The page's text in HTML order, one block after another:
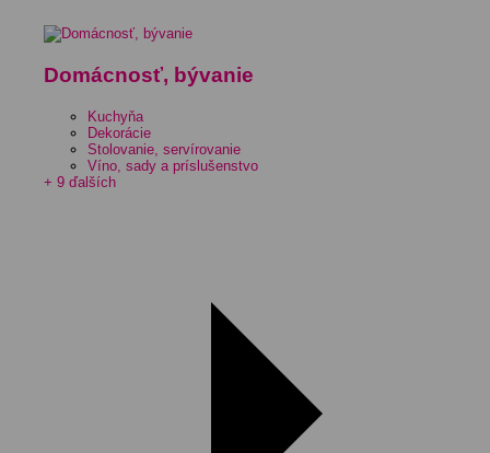
Domácnosť, bývanie
Kuchyňa
Dekorácie
Stolovanie, servírovanie
Víno, sady a príslušenstvo
+ 9 ďalších